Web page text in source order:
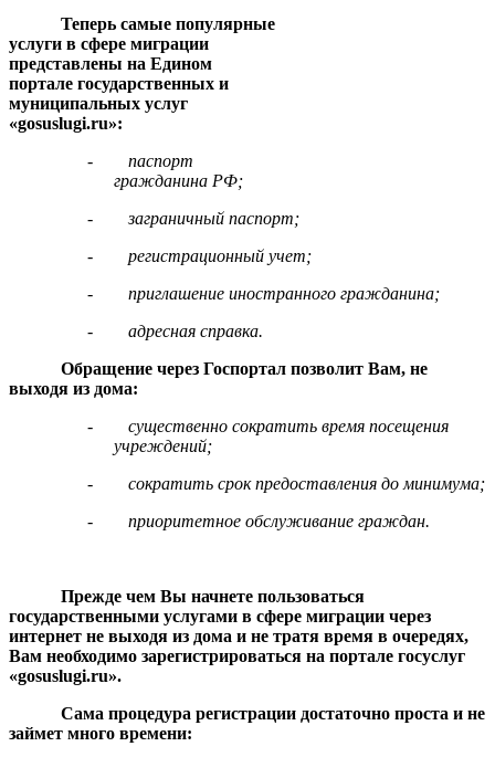
Теперь самые популярные
услуги в сфере миграции
представлены на Едином
портале государственных и
муниципальных услуг
«gosuslugi.ru»:
-паспорт
гражданина РФ;
-заграничный паспорт;
-регистрационный учет;
-приглашение иностранного гражданина;
-адресная справка.
Обращение через Госпортал позволит Вам, не
выходя из дома:
-существенно сократить время посещения
учреждений;
-сократить срок предоставления до минимума;
-приоритетное обслуживание граждан.
Прежде чем Вы начнете пользоваться
государственными услугами в сфере миграции через
интернет не выходя из дома и не тратя время в очередях,
Вам необходимо зарегистрироваться на портале госуслуг
«gosuslugi.ru».
Сама процедура регистрации достаточно проста и не
займет много времени: